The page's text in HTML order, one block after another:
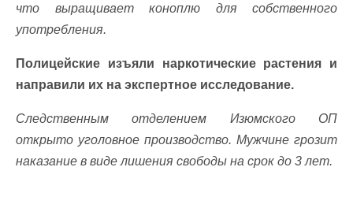
что выращивает коноплю для собственного
употребления.
Полицейские изъяли наркотические растения и
направили их на экспертное исследование.
Следственным отделением Изюмского ОП
открыто уголовное производство. Мужчине грозит
наказание в виде лишения свободы на срок до 3 лет.